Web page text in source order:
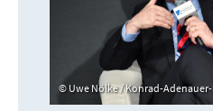
Uwe Nölke / Konrad-Adenauer-